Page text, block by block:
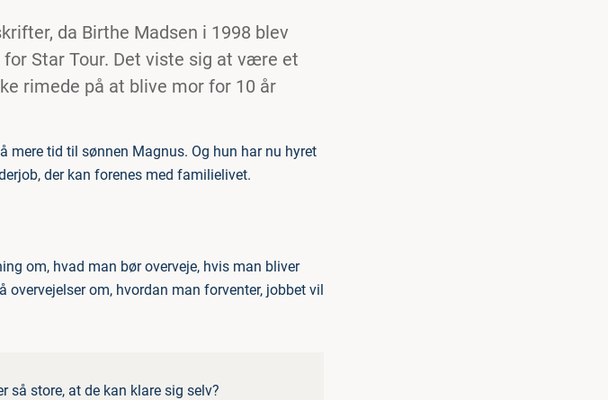
da Birthe Madsen i 1998 blev
Star Tour. Det viste sig at være et
rimede på at blive mor for 10 år
mere tid til sønnen Magnus. Og hun har nu hyret
der kan forenes med familielivet.
om, hvad man bør overveje, hvis man bliver
om, hvordan man forventer, jobbet vil
så store, at de kan klare sig selv?